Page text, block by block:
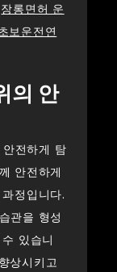
장롱면허 운
보운전연
의 안
전하게 탐
안전하게
정입니다.
관을 형성
있습니
상시키고